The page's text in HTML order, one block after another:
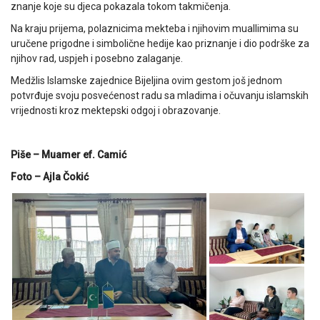
znanje koje su djeca pokazala tokom takmičenja.
Na kraju prijema, polaznicima mekteba i njihovim muallimima su
uručene prigodne i simbolične hedije kao priznanje i dio podrške za
njihov rad, uspjeh i posebno zalaganje.
Medžlis Islamske zajednice Bijeljina ovim gestom još jednom
potvrđuje svoju posvećenost radu sa mladima i očuvanju islamskih
vrijednosti kroz mektepski odgoj i obrazovanje.
Piše – Muamer ef. Camić
Foto – Ajla Čokić